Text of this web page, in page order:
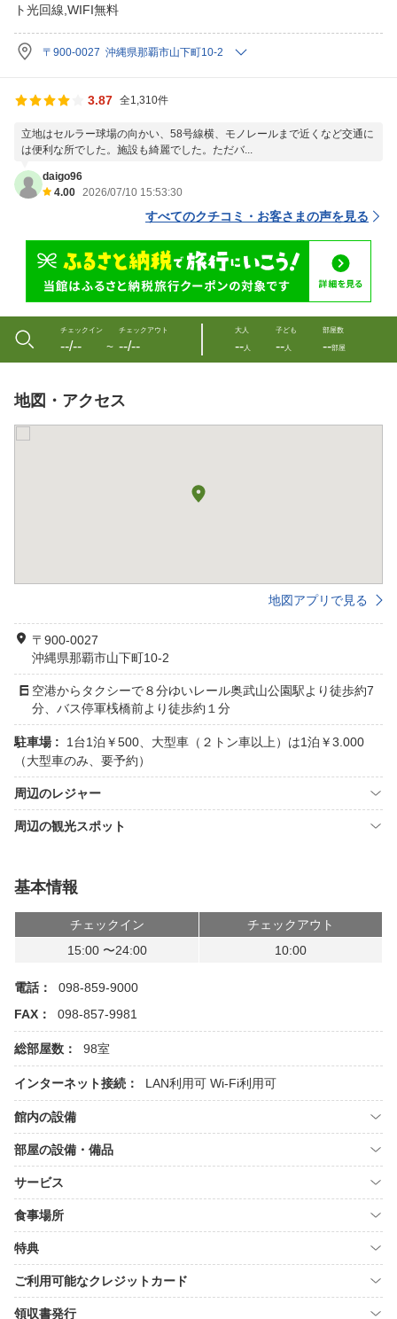
ト光回線,WIFI無料
〒900-0027 沖縄県那覇市山下町10-2
3.87 全1,310件
立地はセルラー球場の向かい、58号線横、モノレールまで近くなど交通に
は便利な所でした。施設も綺麗でした。ただバ...
daigo96
4.00 2026/07/10 15:53:30
すべてのクチコミ・お客さまの声を見る
チェックイン
--/-- 〜
チェックアウト
--/--
大人
--人
子ども
--人
部屋数
--部屋
地図・アクセス
地図アプリで見る
〒900-0027
沖縄県那覇市山下町10-2
空港からタクシーで８分ゆいレール奥武山公園駅より徒歩約7
分、バス停軍桟橋前より徒歩約１分
駐車場 :
1台1泊￥500、大型車（２トン車以上）は1泊￥3.000
（大型車のみ、要予約）
周辺のレジャー
周辺の観光スポット
基本情報
チェックイン
チェックアウト
15:00 〜24:00
10:00
電話：
098-859-9000
FAX：
098-857-9981
総部屋数： 98室
インターネット接続： LAN利用可 Wi-Fi利用可
館内の設備
部屋の設備・備品
サービス
食事場所
特典
ご利用可能なクレジットカード
領収書発行